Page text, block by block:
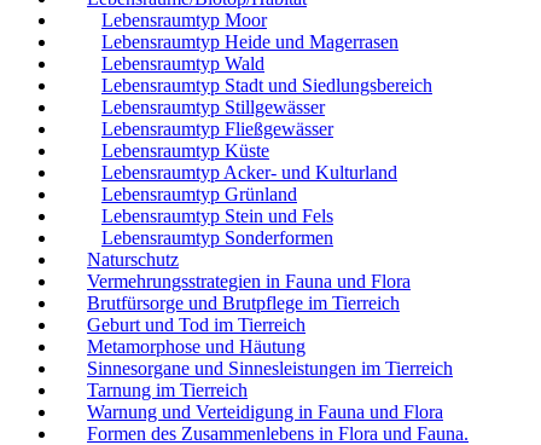
Lebensraumtyp Moor
Lebensraumtyp Heide und Magerrasen
Lebensraumtyp Wald
Lebensraumtyp Stadt und Siedlungsbereich
Lebensraumtyp Stillgewässer
Lebensraumtyp Fließgewässer
Lebensraumtyp Küste
Lebensraumtyp Acker- und Kulturland
Lebensraumtyp Grünland
Lebensraumtyp Stein und Fels
Lebensraumtyp Sonderformen
Naturschutz
Vermehrungsstrategien in Fauna und Flora
Brutfürsorge und Brutpflege im Tierreich
Geburt und Tod im Tierreich
Metamorphose und Häutung
Sinnesorgane und Sinnesleistungen im Tierreich
Tarnung im Tierreich
Warnung und Verteidigung in Fauna und Flora
Formen des Zusammenlebens in Flora und Fauna.